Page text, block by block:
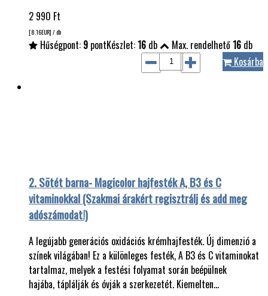
2 990 Ft
[8.16EUR] / db
Hűségpont: 9 pontKészlet:16 db Max. rendelhető16 db
Kosárba
2. Sötét barna- Magicolor hajfesték A, B3 és C
vitaminokkal (Szakmai árakért regisztrálj és add meg
adószámodat!)
A legújabb generációs oxidációs krémhajfesték. Új dimenzió a
színek világában! Ez a különleges festék, A B3 és C vitaminokat
tartalmaz, melyek a festési folyamat során beépülnek
hajába, táplálják és óvják a szerkezetét. Kiemelten…